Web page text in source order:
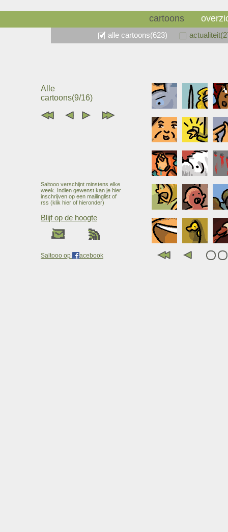
cartoons
alle cartoons(623)
Alle
cartoons(9/16)
Saltooo verschijnt minstens elke
week. Indien gewenst kan je hier
inschrijven op een mailinglist of
rss (klik hier of hieronder)
Blijf op de hoogte
Saltooo op acebook